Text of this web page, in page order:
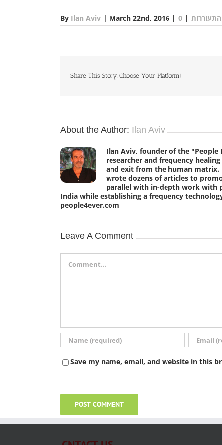
By Ilan Aviv | March 22nd, 2016 | התעוררות |
Share This Story, Choose Your Platform!
About the Author: Ilan Aviv
Ilan Aviv, founder of the
researcher and frequency
and exit from the human matrix.
wrote dozens of articles to
parallel with in-depth work with
India while establishing a frequency
people4ever.com
Leave A Comment
Save my name, email, and website in this